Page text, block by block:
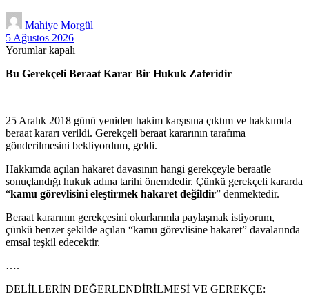
Mahiye Morgül
5 Ağustos 2026
Yorumlar kapalı
Bu Gerekçeli Beraat Karar Bir Hukuk Zaferidir
25 Aralık 2018 günü yeniden hakim karşısına çıktım ve hakkımda
beraat kararı verildi. Gerekçeli beraat kararının tarafıma
gönderilmesini bekliyordum, geldi.
Hakkımda açılan hakaret davasının hangi gerekçeyle beraatle
sonuçlandığı hukuk adına tarihi önemdedir. Çünkü gerekçeli kararda
“kamu görevlisini eleştirmek hakaret değildir” denmektedir.
Beraat kararının gerekçesini okurlarımla paylaşmak istiyorum,
çünkü benzer şekilde açılan “kamu görevlisine hakaret” davalarında
emsal teşkil edecektir.
….
DELİLLERİN DEĞERLENDİRİLMESİ VE GEREKÇE: